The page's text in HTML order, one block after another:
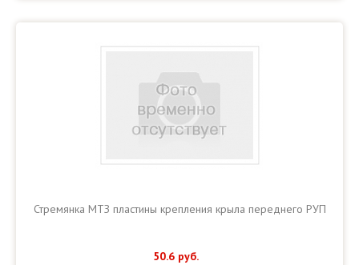
Стремянка МТЗ пластины крепления крыла переднего РУП
50.6 руб.